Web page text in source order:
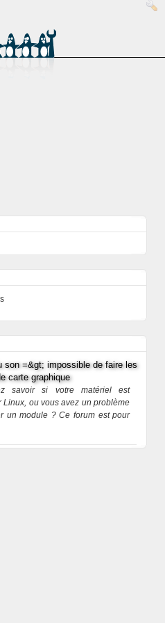
son =&gt; impossible de faire les
carte graphique
savoir si votre matériel est
Linux, ou vous avez un problème
un module ? Ce forum est pour